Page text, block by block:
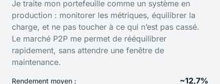
Je traite mon portefeuille comme un système en
production : monitorer les métriques, équilibrer la
charge, et ne pas toucher à ce qui n’est pas cassé.
Le marché P2P me permet de rééquilibrer
rapidement, sans attendre une fenêtre de
maintenance.
Rendement moyen : ~12,7%